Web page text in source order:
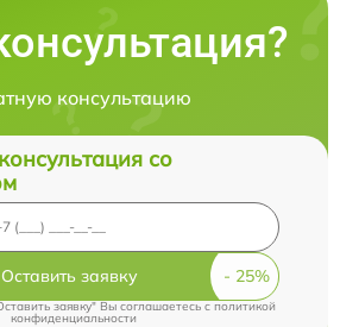
консультацию
со
Оставить заявку
заявку" Вы соглашаетесь cполитикой
конфиденциальности